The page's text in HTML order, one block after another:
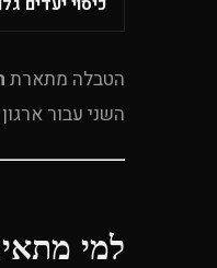
הטבלה מתארת
השני עבור
למי